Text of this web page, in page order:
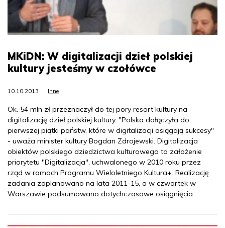
MKiDN: W digitalizacji dzieł polskiej
kultury jesteśmy w czołówce
10.10.2013 Inne
Ok. 54 mln zł przeznaczył do tej pory resort kultury na
digitalizację dzieł polskiej kultury. "Polska dołączyła do
pierwszej piątki państw, które w digitalizacji osiągają sukcesy"
- uważa minister kultury Bogdan Zdrojewski. Digitalizacja
obiektów polskiego dziedzictwa kulturowego to założenie
priorytetu "Digitalizacja", uchwalonego w 2010 roku przez
rząd w ramach Programu Wieloletniego Kultura+. Realizację
zadania zaplanowano na lata 2011-15, a w czwartek w
Warszawie podsumowano dotychczasowe osiągnięcia.